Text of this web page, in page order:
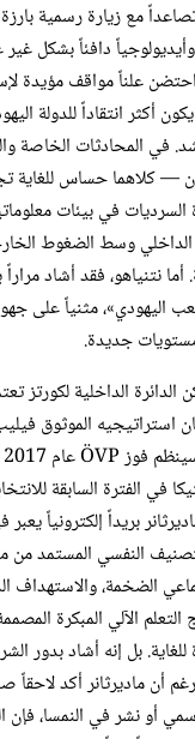
دافئاً بشكل غير
علناً مواقف مؤيدة
أكثر انتقاداً للدولة
في المحادثات الخاصة
— كلاهما حساس للغاية
في بيئات
الداخلي وسط الضغوط
نتنياهو، فقد أشاد
اليهودي»، مثنياً على
مستويات جديدة.
الداخلية لكورتز
استراتيجيه الموثوق
في الفترة السابقة
أرسل ماديرثانر بريداً
النفسي المستمد من
الضخمة، والاستهداف
الآلي المبكرة
بل إنه أشاد بدور
أن ماديرثانر أكد لاحقاً
أو نشر في النمسا، فإن